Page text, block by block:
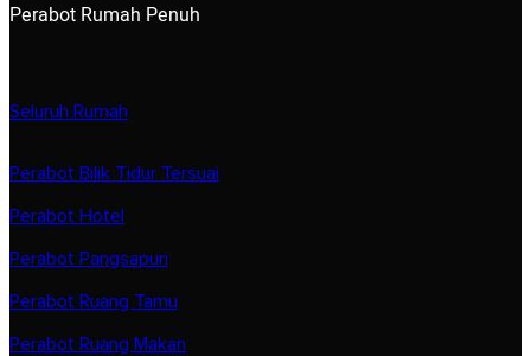
Perabot Rumah Penuh
Seluruh Rumah
Perabot Bilik Tidur Tersuai
Perabot Hotel
Perabot Pangsapuri
Perabot Ruang Tamu
Perabot Ruang Makan